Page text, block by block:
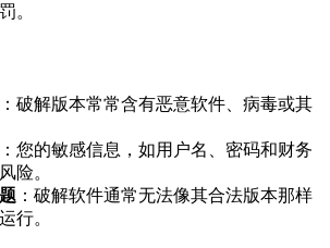
。
：破解版本常常含有恶意软件、病毒或其
：您的敏感信息，如用户名、密码和财务
险。
：破解软件通常无法像其合法版本那样
行。